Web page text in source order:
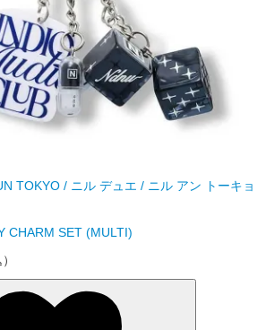
TOKYO / ニル デュエ / ニル アン トーキョ
CHARM SET (MULTI)